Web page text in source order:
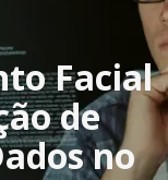
Facial
de
no